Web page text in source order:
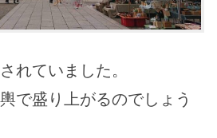
れていました。
で盛り上がるのでしょう